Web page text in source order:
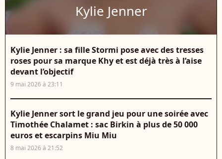
Kylie Jenner
Kylie Jenner : sa fille Stormi pose avec des tresses
roses pour sa marque Khy et est déjà très à l’aise
devant l’objectif
9 mai 2026 à 23:11
Kylie Jenner sort le grand jeu pour une soirée avec
Timothée Chalamet : sac Birkin à plus de 50 000
euros et escarpins Miu Miu
8 mai 2026 à 21:52